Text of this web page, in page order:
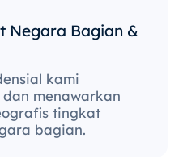
Negara Bagian &
kami
menawarkan
tingkat
bagian.